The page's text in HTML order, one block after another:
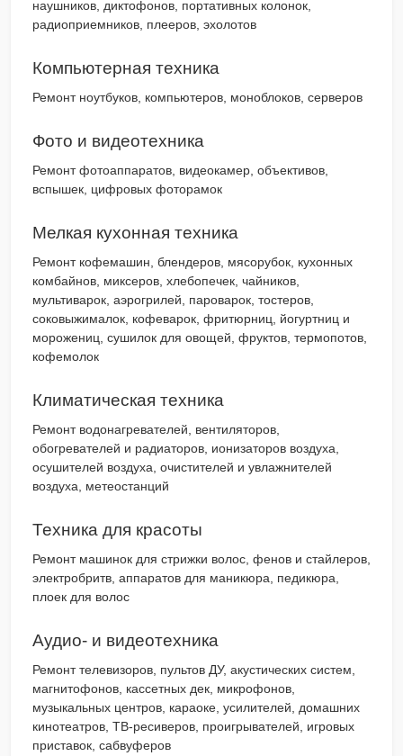
наушников, диктофонов, портативных колонок,
радиоприемников, плееров, эхолотов
Компьютерная техника
Ремонт ноутбуков, компьютеров, моноблоков, серверов
Фото и видеотехника
Ремонт фотоаппаратов, видеокамер, объективов,
вспышек, цифровых фоторамок
Мелкая кухонная техника
Ремонт кофемашин, блендеров, мясорубок, кухонных
комбайнов, миксеров, хлебопечек, чайников,
мультиварок, аэрогрилей, пароварок, тостеров,
соковыжималок, кофеварок, фритюрниц, йогуртниц и
морожениц, сушилок для овощей, фруктов, термопотов,
кофемолок
Климатическая техника
Ремонт водонагревателей, вентиляторов,
обогревателей и радиаторов, ионизаторов воздуха,
осушителей воздуха, очистителей и увлажнителей
воздуха, метеостанций
Техника для красоты
Ремонт машинок для стрижки волос, фенов и стайлеров,
электробритв, аппаратов для маникюра, педикюра,
плоек для волос
Аудио- и видеотехника
Ремонт телевизоров, пультов ДУ, акустических систем,
магнитофонов, кассетных дек, микрофонов,
музыкальных центров, караоке, усилителей, домашних
кинотеатров, ТВ-ресиверов, проигрывателей, игровых
приставок, сабвуферов